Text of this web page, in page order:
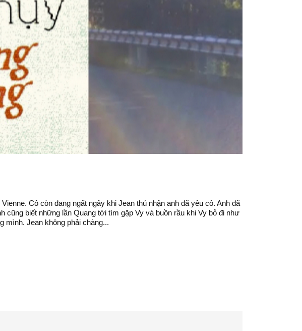
Cô còn đang ngất ngây khi Jean thú nhận anh đã yêu cô. Anh đã
biết những lần Quang tới tìm gặp Vy và buồn rầu khi Vy bỏ đi như
mình. Jean không phải chàng...